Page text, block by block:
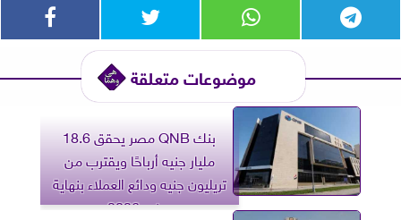
موضوعات متعلقة
بنك QNB مصر يحقق 18.6
مليار جنيه أرباحًا ويقترب من
تريليون جنيه ودائع العملاء بنهاية
يونيو 2026